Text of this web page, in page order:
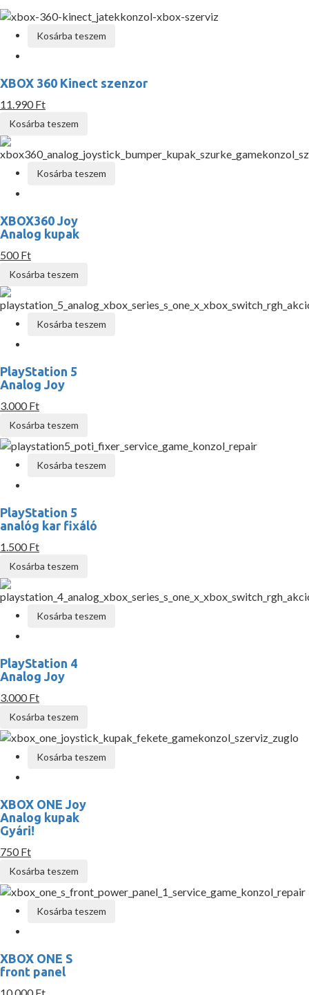
Kosárba teszem
XBOX 360 Kinect szenzor
11.990 Ft
Kosárba teszem
Kosárba teszem
XBOX360 Joy
Analog kupak
500 Ft
Kosárba teszem
Kosárba teszem
PlayStation 5
Analog Joy
3.000 Ft
Kosárba teszem
Kosárba teszem
PlayStation 5
analóg kar fixáló
1.500 Ft
Kosárba teszem
Kosárba teszem
PlayStation 4
Analog Joy
3.000 Ft
Kosárba teszem
Kosárba teszem
XBOX ONE Joy
Analog kupak
Gyári!
750 Ft
Kosárba teszem
Kosárba teszem
XBOX ONE S
front panel
10.000 Ft